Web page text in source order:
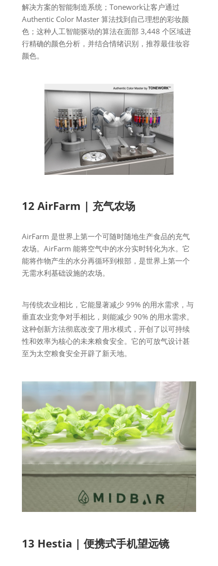
解决方案的智能制造系统；Tonework让客户通过
Authentic Color Master 算法找到自己理想的彩妆颜
色；这种人工智能驱动的算法在面部 3,448 个区域进
行精确的颜色分析，并结合情绪识别，推荐最佳妆容
颜色。
12 AirFarm | 充气农场
AirFarm 是世界上第一个可随时随地生产食品的充气
农场。AirFarm 能将空气中的水分实时转化为水。它
能将作物产生的水分再循环到根部，是世界上第一个
无需水利基础设施的农场。
与传统农业相比，它能显著减少 99% 的用水需求，与
垂直农业竞争对手相比，则能减少 90% 的用水需求。
这种创新方法彻底改变了用水模式，开创了以可持续
性和效率为核心的未来粮食安全。它的可放气设计甚
至为太空粮食安全开辟了新天地。
13 Hestia | 便携式手机望远镜